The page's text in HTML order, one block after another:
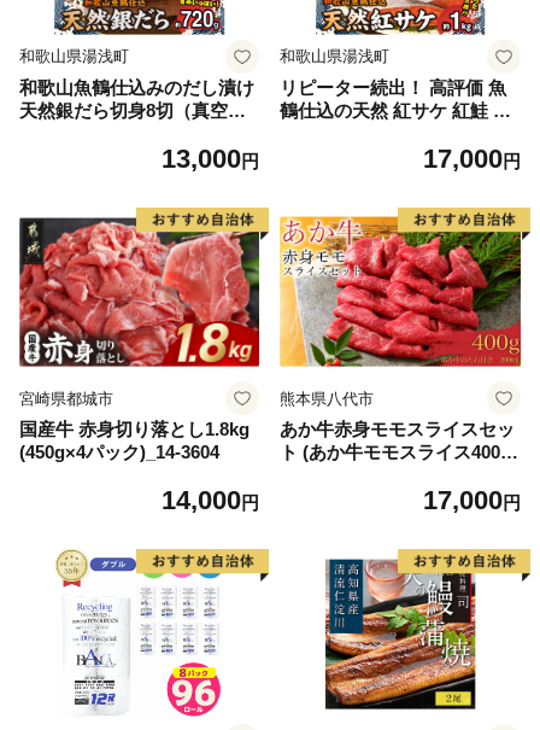
和歌山県湯浅町
和歌山魚鶴仕込みのだし漬け
天然銀だら切身8切（真空パ
製法 良質な脂 ふっくら 柔ら
ぶ だし漬け 煮付け ムニエル
味噌漬け 鍋物 冷凍 湯浅町 送
料無料_G7334
13,000円
和歌山県湯浅町
リピーター続出！ 高評価 魚
鶴仕込の天然 紅サケ 紅鮭 鮭
レビュー高評価 小分け 真空
海鮮 魚介 食品 食べ物 おかず
お弁当 水産加工品 冷凍 グル
メ お取り寄せ 和歌山県 湯浅
町 送料無料_G7317
17,000円
宮崎県都城市
国産牛 赤身切り落とし1.8kg
(450g×4パック)_14-3604
14,000円
熊本県八代市
あか牛赤身モモスライスセッ
ト (あか牛モモスライス400
17,000円